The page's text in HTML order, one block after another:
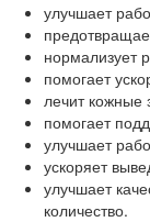
улучшает
нормализует
помогает
лечит кожные
помогает
улучшает
ускоряет
улучшает
количество.